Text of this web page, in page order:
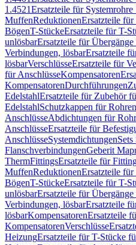
1.4521Ersatzteile für Systemrohre
MuffenReduktionenErsatzteile
BögenT-StückeErsatzteile für T-
unlösbarErsatzteile für Übergänge
Verbindungen, lösbarErsatzteile
lösbarVerschlüsseErsatzteile für
für AnschlüsseKompensatoren
KompensatorenDurchführungen
EdelstahlErsatzteile für Zubehör
EdelstahlSchutzkappen für
AnschlüsseAbdichtungen für
AnschlüsseErsatzteile für
AnschlüsseSystemdichtungen
FlanschverbindungenGeberit
ThermFittingsErsatzteile für
MuffenReduktionenErsatzteile
BögenT-StückeErsatzteile für T-
unlösbarErsatzteile für Übergänge
Verbindungen, lösbarErsatzteile
lösbarKompensatorenErsatzteile
KompensatorenVerschlüsse
HeizungErsatzteile für T-Stücke